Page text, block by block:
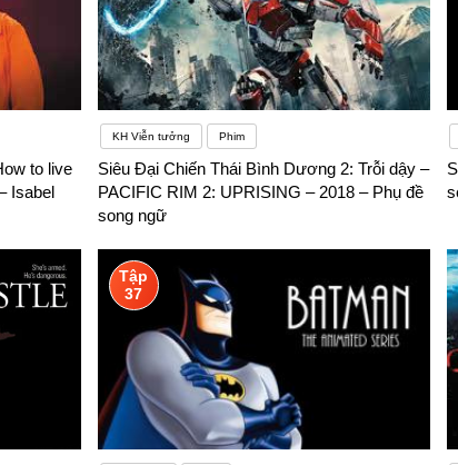
to live
Isabel
KH Viễn tưởng Phim
Siêu Đại Chiến Thái Bình Dương 2: Trỗi dậy –
PACIFIC RIM 2: UPRISING – 2018 – Phụ đề
song ngữ
Tập
37